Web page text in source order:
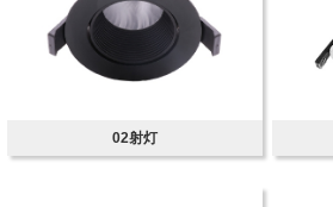
02射灯